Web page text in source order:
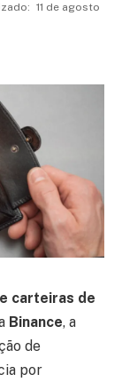
11 de agosto
carteiras de
Binance, a
de
por